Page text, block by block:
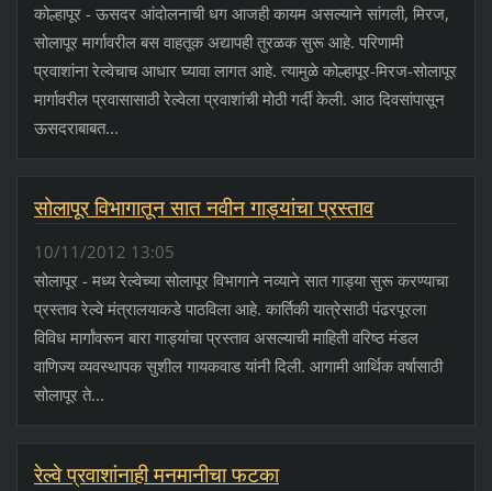
कोल्हापूर - ऊसदर आंदोलनाची धग आजही कायम असल्याने सांगली, मिरज,
सोलापूर मार्गावरील बस वाहतूक अद्यापही तुरळक सुरू आहे. परिणामी
प्रवाशांना रेल्वेचाच आधार घ्यावा लागत आहे. त्यामुळे कोल्हापूर-मिरज-सोलापूर
मार्गावरील प्रवासासाठी रेल्वेला प्रवाशांची मोठी गर्दी केली. आठ दिवसांपासून
ऊसदराबाबत...
सोलापूर विभागातून सात नवीन गाड्यांचा प्रस्ताव
10/11/2012 13:05
सोलापूर - मध्य रेल्वेच्या सोलापूर विभागाने नव्याने सात गाड्या सुरू करण्याचा
प्रस्ताव रेल्वे मंत्रालयाकडे पाठविला आहे. कार्तिकी यात्रेसाठी पंढरपूरला
विविध मार्गांवरून बारा गाड्यांचा प्रस्ताव असल्याची माहिती वरिष्ठ मंडल
वाणिज्य व्यवस्थापक सुशील गायकवाड यांनी दिली. आगामी आर्थिक वर्षासाठी
सोलापूर ते...
रेल्वे प्रवाशांनाही मनमानीचा फटका